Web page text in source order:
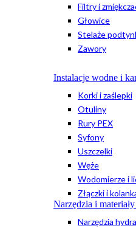
Filtry i
Głowice
Stelaże
Zawory
Instalacje wodne i
Korki i zaślepki
Otuliny
Rury PEX
Syfony
Uszczelki
Węże
Wodomierze i
Złączki i
Narzędzia i
Narzędzia